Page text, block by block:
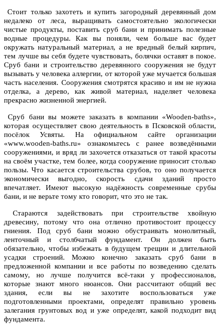
Стоит только захотеть и купить загородный деревянный дом
недалеко от леса, выращивать самостоятельно экологически
чистые продукты, поставить сруб бани и принимать полезные
водные процедуры. Как вы поняли, чем больше вас будет
окружать натуральный материал, а не вредный белый кирпич,
тем лучше вы себя будете чувствовать, болячки оставят в покое.
Сруб бани и строительство деревянного сооружения не будут
вызывать у человека аллергии, от которой уже мучается большая
часть населения. Сооружения смотрятся красиво и им не нужна
отделка, а дерево, как живой материал, наделяет человека
прекрасно жизненной энергией.
Сруб бани вы можете заказать в компании «Wooden-baths»,
которая осуществляет свою деятельность в Псковской области,
посёлок Усвяты. На официальном сайте организации
«www.wooden-baths.ru» ознакомьтесь с ранее возведёнными
сооружениями, и вряд ли захочется отказаться от такой красоты
на своём участке, тем более, когда сооружение приносит столько
пользы. Что касается строительства срубов, то оно получается
экономически выгодно, скорость сдачи зданий просто
впечатляет. Имеют высокую надёжность современные срубы
бани, и не верьте тому кто говорит, что это не так.
Стараются задействовать при строительстве хвойную
древесину, потому что она отлично противостоит процессу
гниения. Под сруб бани можно обустраивать монолитный,
ленточный и столбчатый фундамент. Он должен быть
обязательно, чтобы избежать в будущем трещин и длительной
усадки строений. Можно конечно заказать сруб бани в
предложенной компании и все работы по возведению сделать
самому, но лучше получится всё-таки у профессионалов,
которые знают много нюансов. Они рассчитают общий вес
здания, если вы не захотите воспользоваться уже
подготовленными проектами, определят правильно уровень
залегания грунтовых вод и уже определят, какой подходит вид
фундамента.